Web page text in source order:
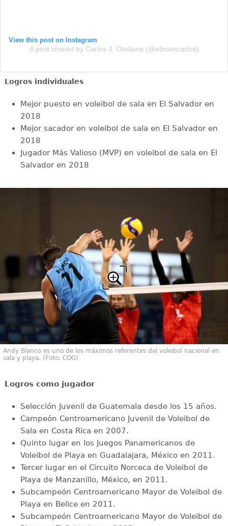
View this post on Instagram
A post shared by Carlos J. Orellana (@elbuencarlos)
Logros individuales
Mejor puesto en voleibol de sala en El Salvador en
2018
Mejor sacador en voleibol de sala en El Salvador en
2018
Jugador Más Valioso (MVP) en voleibol de sala en El
Salvador en 2018
Andy Blanco es uno de los máximos referentes del voleibol nacional en
sala y playa. (Foto: COG)
Logros como jugador
Selección Juvenil de Guatemala desde los 15 años.
Campeón Centroamericano Juvenil de Voleibol de
Sala en Costa Rica en 2007.
Quinto lugar en los Juegos Panamericanos de
Voleibol de Playa en Guadalajara, México en 2011.
Tercer lugar en el Circuito Norceca de Voleibol de
Playa de Manzanillo, México, en 2011.
Subcampeón Centroamericano Mayor de Voleibol de
Playa en Belice en 2011.
Subcampeón Centroamericano Mayor de Voleibol de